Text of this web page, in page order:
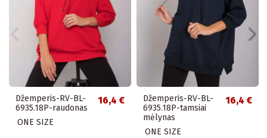
Džemperis-RV-BL-
6935.18P-raudonas
16,4 €
ONE SIZE
Džemperis-RV-BL-
6935.18P-tamsiai
mėlynas
16,4 €
ONE SIZE